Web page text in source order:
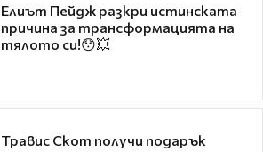
Елиът Пейдж разкри истинската
причина за трансформацията на
тялото си!😯💥
Травис Скот получи подарък